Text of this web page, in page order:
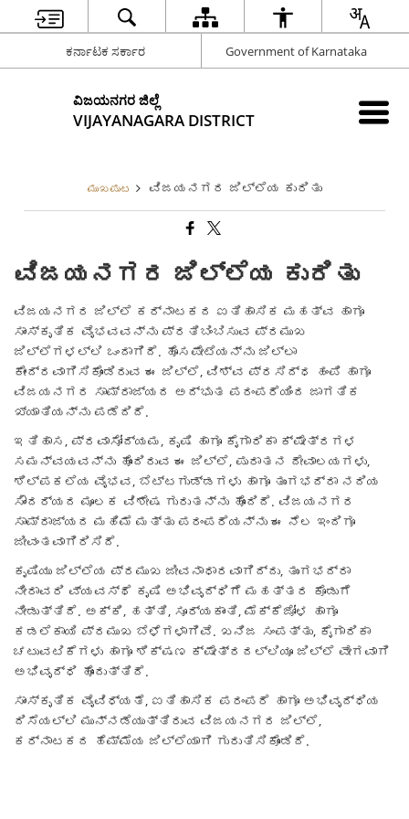
ಕರ್ನಾಟಕ ಸರ್ಕಾರ Government of Karnataka
ವಿಜಯನಗರ ಜಿಲ್ಲೆ
VIJAYANAGARA DISTRICT
ಮುಖಪುಟ ವಿಜಯನಗರ ಜಿಲ್ಲೆಯ ಕುರಿತು
ವಿಜಯನಗರ ಜಿಲ್ಲೆಯ ಕುರಿತು
ವಿಜಯನಗರ ಜಿಲ್ಲೆ ಕರ್ನಾಟಕದ ಐತಿಹಾಸಿಕ ಮಹತ್ವ ಹಾಗೂ
ಸಾಂಸ್ಕೃತಿಕ ವೈಭವವನ್ನು ಪ್ರತಿಬಿಂಬಿಸುವ ಪ್ರಮುಖ
ಜಿಲ್ಲೆಗಳಲ್ಲಿ ಒಂದಾಗಿದೆ. ಹೊಸಪೇಟೆಯನ್ನು ಜಿಲ್ಲಾ
ಕೇಂದ್ರವಾಗಿಸಿಕೊಂಡಿರುವ ಈ ಜಿಲ್ಲೆ, ವಿಶ್ವ ಪ್ರಸಿದ್ಧ ಹಂಪಿ ಹಾಗೂ
ವಿಜಯನಗರ ಸಾಮ್ರಾಜ್ಯದ ಅದ್ಭುತ ಪರಂಪರೆಯಿಂದ ಜಾಗತಿಕ
ಖ್ಯಾತಿಯನ್ನು ಪಡೆದಿದೆ.
ಇತಿಹಾಸ, ಪ್ರವಾಸೋದ್ಯಮ, ಕೃಷಿ ಹಾಗೂ ಕೈಗಾರಿಕಾ ಕ್ಷೇತ್ರಗಳ
ಸಮನ್ವಯವನ್ನು ಹೊಂದಿರುವ ಈ ಜಿಲ್ಲೆ, ಪುರಾತನ ದೇವಾಲಯಗಳು,
ಶಿಲ್ಪಕಲೆಯ ವೈಭವ, ಬೆಟ್ಟಗುಡ್ಡಗಳು ಹಾಗೂ ತುಂಗಭದ್ರಾ ನದಿಯ
ಸೌಂದರ್ಯದ ಮೂಲಕ ವಿಶೇಷ ಗುರುತನ್ನು ಹೊಂದಿದೆ. ವಿಜಯನಗರ
ಸಾಮ್ರಾಜ್ಯದ ಮಹಿಮೆ ಮತ್ತು ಪರಂಪರೆಯನ್ನು ಈ ನೆಲ ಇಂದಿಗೂ
ಜೀವಂತವಾಗಿರಿಸಿದೆ.
ಕೃಷಿಯು ಜಿಲ್ಲೆಯ ಪ್ರಮುಖ ಜೀವನಾಧಾರವಾಗಿದ್ದು, ತುಂಗಭದ್ರಾ
ನೀರಾವರಿ ವ್ಯವಸ್ಥೆ ಕೃಷಿ ಅಭಿವೃದ್ಧಿಗೆ ಮಹತ್ತರ ಕೊಡುಗೆ
ನೀಡುತ್ತಿದೆ. ಅಕ್ಕಿ, ಹತ್ತಿ, ಸೂರ್ಯಕಾಂತಿ, ಮೆಕ್ಕೆಜೋಳ ಹಾಗೂ
ಕಡಲೆಕಾಯಿ ಪ್ರಮುಖ ಬೆಳೆಗಳಾಗಿವೆ. ಖನಿಜ ಸಂಪತ್ತು, ಕೈಗಾರಿಕಾ
ಚಟುವಟಿಕೆಗಳು ಹಾಗೂ ಶಿಕ್ಷಣ ಕ್ಷೇತ್ರದಲ್ಲಿಯೂ ಜಿಲ್ಲೆ ವೇಗವಾಗಿ
ಅಭಿವೃದ್ಧಿ ಹೊಂದುತ್ತಿದೆ.
ಸಾಂಸ್ಕೃತಿಕ ವೈವಿಧ್ಯತೆ, ಐತಿಹಾಸಿಕ ಪರಂಪರೆ ಹಾಗೂ ಅಭಿವೃದ್ಧಿಯ
ದಿಸೆಯಲ್ಲಿ ಮುನ್ನಡೆಯುತ್ತಿರುವ ವಿಜಯನಗರ ಜಿಲ್ಲೆ,
ಕರ್ನಾಟಕದ ಹೆಮ್ಮೆಯ ಜಿಲ್ಲೆಯಾಗಿ ಗುರುತಿಸಿಕೊಂಡಿದೆ.